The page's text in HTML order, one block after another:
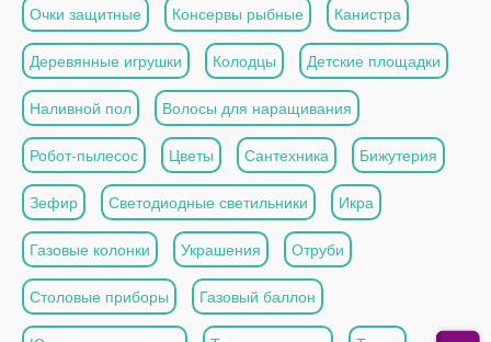
Очки защитные Консервы рыбные Канистра
Деревянные игрушки Колодцы Детские площадки
Наливной пол Волосы для наращивания
Робот-пылесос Цветы Сантехника Бижутерия
Зефир Светодиодные светильники Икра
Газовые колонки Украшения Отруби
Столовые приборы Газовый баллон